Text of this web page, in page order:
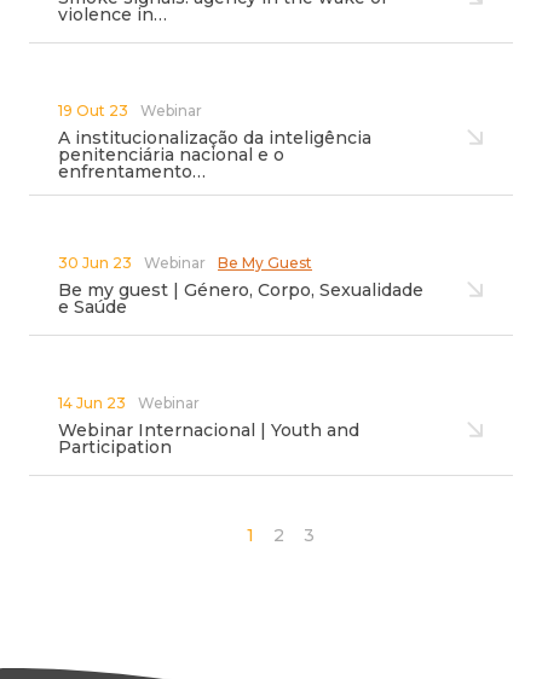
violence in…
19 Out 23 Webinar
A institucionalização da inteligência
penitenciária nacional e o
enfrentamento…
30 Jun 23 Be My Guest
Webinar
Be my guest | Género, Corpo, Sexualidade
e Saúde
14 Jun 23 Webinar
Webinar Internacional | Youth and
Participation
1 2 3